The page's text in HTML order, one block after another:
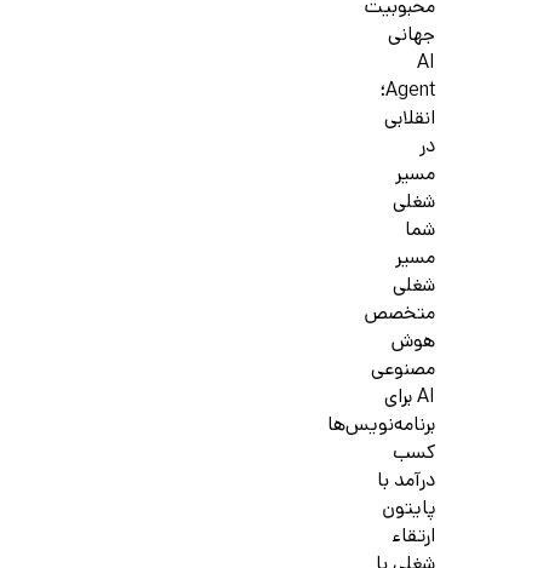
محبوبیت
جهانی
AI
Agent؛
انقلابی
در
مسیر
شغلی
شما
مسیر
شغلی
متخصص
هوش
مصنوعی
AI برای
برنامه‌نویس‌ها
کسب
درآمد با
پایتون
ارتقاء